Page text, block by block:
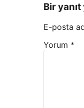
Bir yanıt
E-posta
Yorum *